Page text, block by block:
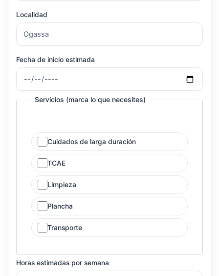
Localidad
Fecha de inicio estimada
Servicios (marca lo que necesites)
Cuidados de larga duración
TCAE
Limpieza
Plancha
Transporte
Horas estimadas por semana